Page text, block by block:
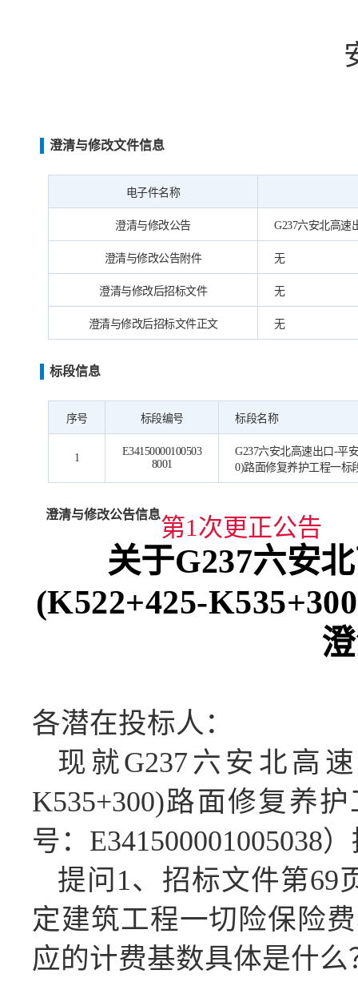
澄清与修改文件信息
电子件名称
澄清与修改公告 G237六安北高速
澄清与修改公告附件 无
澄清与修改后招标文件 无
澄清与修改后招标文件正文 无
标段信息
序号 标段编号 标段名称
1
E34150000100503
8001
G237六安北高速出口-平
0)路面修复养护工程一标
澄清与修改公告信息第1次更正公告
关于G237六安
(K522+425-
各潜在投标人：
现就G237六安北高
K535+300)路面修复养
号：E341500001005038
提问 1、招标文件第69
定建筑工程一切险保险
应的计费基数具体是什么